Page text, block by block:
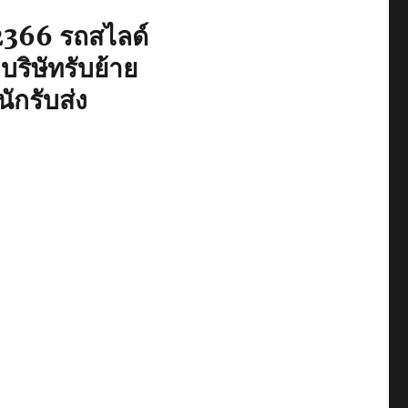
รถสไลด์
ริษัทรับย้าย
กรับส่ง